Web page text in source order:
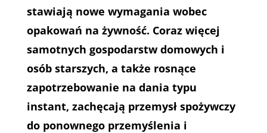
stawiają nowe wymagania wobec
opakowań na żywność. Coraz więcej
samotnych gospodarstw domowych i
osób starszych, a także rosnące
zapotrzebowanie na dania typu
instant, zachęcają przemysł spożywczy
do ponownego przemyślenia i